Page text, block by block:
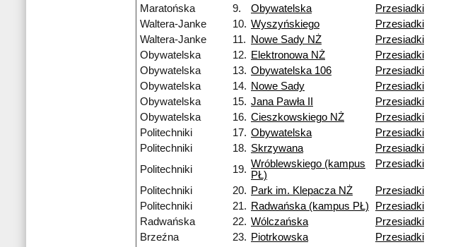
Maratońska
9. Obywatelska
Przesiadki
Waltera-Janke
10. Wyszyńskiego
Przesiadki
Waltera-Janke
11. Nowe Sady NŻ
Przesiadki
Obywatelska
12. Elektronowa NŻ
Przesiadki
Obywatelska
13. Obywatelska 106
Przesiadki
Obywatelska
14. Nowe Sady
Przesiadki
Obywatelska
15. Jana Pawła II
Przesiadki
Obywatelska
16. Cieszkowskiego NŻ
Przesiadki
Politechniki
17. Obywatelska
Przesiadki
Politechniki
18. Skrzywana
Przesiadki
Politechniki
19. Wróblewskiego (kampus
PŁ)
Przesiadki
Politechniki 20. Park im. Klepacza NŻ
Przesiadki
Politechniki
21. Radwańska (kampus PŁ)
Przesiadki
Radwańska
22. Wólczańska
Przesiadki
Brzeźna
23. Piotrkowska
Przesiadki